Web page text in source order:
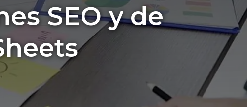
SEO y de